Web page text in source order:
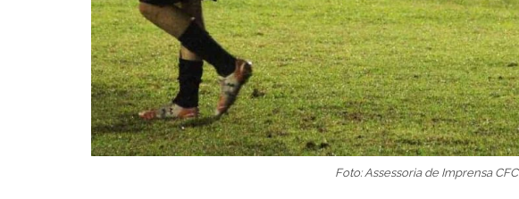
Foto: Assessoria de Imprensa CFC